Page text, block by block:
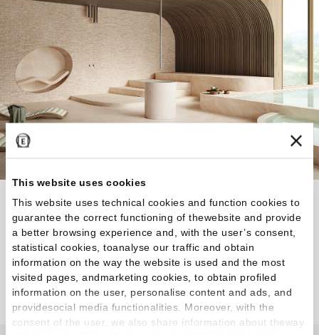
This website uses cookies
This website uses technical cookies and function cookies to
guarantee the correct functioning of thewebsite and provide
a better browsing experience and, with the user’s consent,
statistical cookies, toanalyse our traffic and obtain
information on the way the website is used and the most
visited pages, andmarketing cookies, to obtain profiled
information on the user, personalise content and ads, and
providesocial media functionalities. Moreover, with the
consent of the user, we also share information about theway
Caracterizada por presentar esponjados, capas y
vetas cortas la estética de Salt Stone interpreta el
carácter rico y vivo de las placas salinas naturales.
Descubra la colección